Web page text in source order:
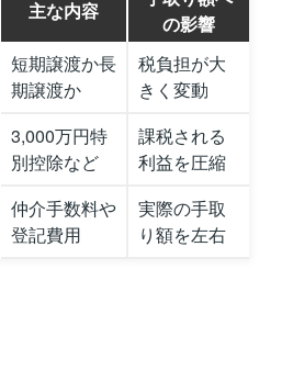
主な内容
の影響
短期譲渡か長
期譲渡か
税負担が大
きく変動
3,000万円特
別控除など
課税される
利益を圧縮
仲介手数料や
登記費用
実際の手取
り額を左右